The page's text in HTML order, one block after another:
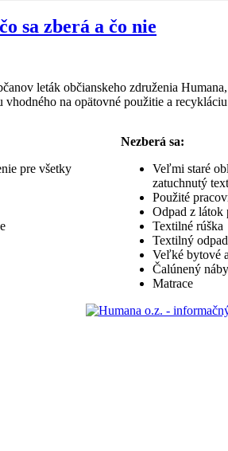
sa zberá a čo nie
leták občianskeho združenia
na opätovné použitie a
pre všetky
Nezberá sa:
Veľmi staré
zatuchnutý
Použité
Odpad z látok
Textilné rúška
Textilný
Veľké bytové
Čalúnený
Matrace